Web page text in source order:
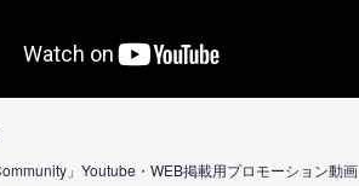
」Youtube・WEB掲載用プロモーション動画